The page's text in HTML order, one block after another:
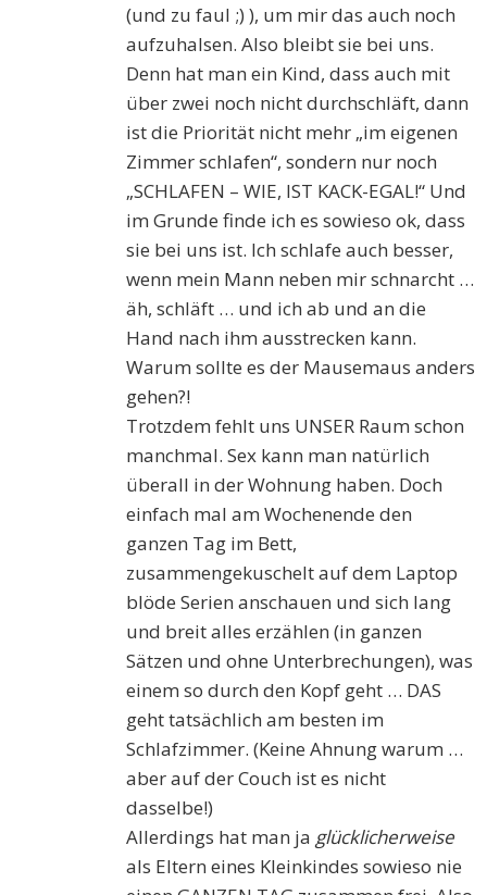
(und zu faul ;) ), um mir das auch noch
aufzuhalsen. Also bleibt sie bei uns.
Denn hat man ein Kind, dass auch mit
über zwei noch nicht durchschläft, dann
ist die Priorität nicht mehr „im eigenen
Zimmer schlafen“, sondern nur noch
„SCHLAFEN – WIE, IST KACK-EGAL!“ Und
im Grunde finde ich es sowieso ok, dass
sie bei uns ist. Ich schlafe auch besser,
wenn mein Mann neben mir schnarcht …
äh, schläft … und ich ab und an die
Hand nach ihm ausstrecken kann.
Warum sollte es der Mausemaus anders
gehen?!
Trotzdem fehlt uns UNSER Raum schon
manchmal. Sex kann man natürlich
überall in der Wohnung haben. Doch
einfach mal am Wochenende den
ganzen Tag im Bett,
zusammengekuschelt auf dem Laptop
blöde Serien anschauen und sich lang
und breit alles erzählen (in ganzen
Sätzen und ohne Unterbrechungen), was
einem so durch den Kopf geht … DAS
geht tatsächlich am besten im
Schlafzimmer. (Keine Ahnung warum …
aber auf der Couch ist es nicht
dasselbe!)
Allerdings hat man ja glücklicherweise
als Eltern eines Kleinkindes sowieso nie